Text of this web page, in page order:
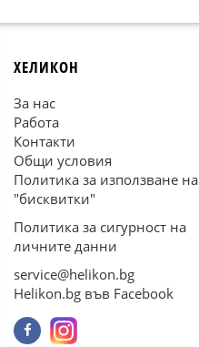
ХЕЛИКОН
За нас
Работа
Контакти
Общи условия
Политика за използване на
"бисквитки"
Политика за сигурност на
личните данни
service@helikon.bg
Helikon.bg във Facebook